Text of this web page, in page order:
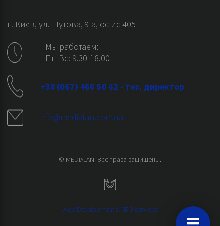
г. Киев, ул. Шутова, 9-а, офис 405
Мы работаем:
Пн-Вс: 9.30-18.00
+38 (067) 466 50 62 - тех. директор
info@medialan.com.ua
© MEDIALAN. Все права защищены.
Web Development & SEO services